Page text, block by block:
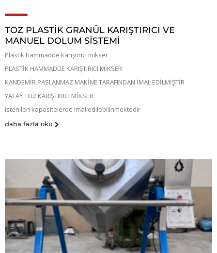
TOZ PLASTİK GRANÜL KARIŞTIRICI VE
MANUEL DOLUM SİSTEMİ
Plastik hammadde karıştırıcı mikser
PLASTİK HAMMADDE KARIŞTIRICI MİKSER
KANDEMİR PASLANMAZ MAKİNE TARAFINDAN İMAL EDİLMİŞTİR
YATAY TOZ KARIŞTIRICI MİKSER
istenilen kapasitelerde imal edilebilinmektedir
daha fazla oku